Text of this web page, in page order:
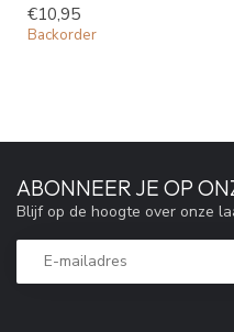
€10,95
Backorder
ABONNEER JE OP
Blijf op de hoogte over onze